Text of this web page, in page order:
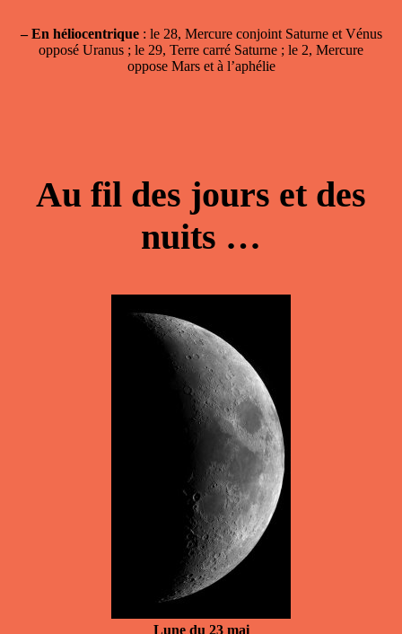
– En héliocentrique: le 28, Mercure conjoint Saturne et Vénus
opposé Uranus ; le 29, Terre carré Saturne ; le 2, Mercure
oppose Mars et à l’aphélie
Au fil des jours et des
nuits …
Lune du 23 mai